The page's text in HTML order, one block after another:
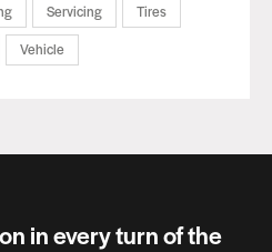
Servicing
Tires
Vehicle
in every turn of the